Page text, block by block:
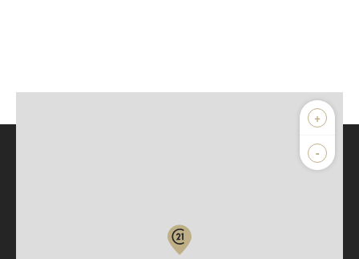
+
-